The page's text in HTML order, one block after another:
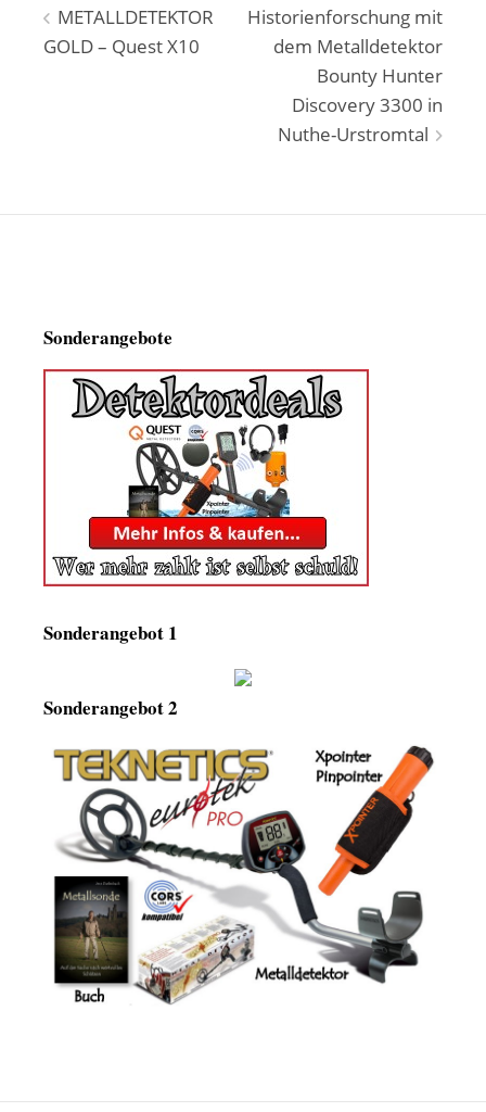
Beitragsnavigation
METALLDETEKTOR
GOLD – Quest X10
Historienforschung mit
dem Metalldetektor
Bounty Hunter
Discovery 3300 in
Nuthe-Urstromtal
Sonderangebote
Sonderangebot 1
Sonderangebot 2